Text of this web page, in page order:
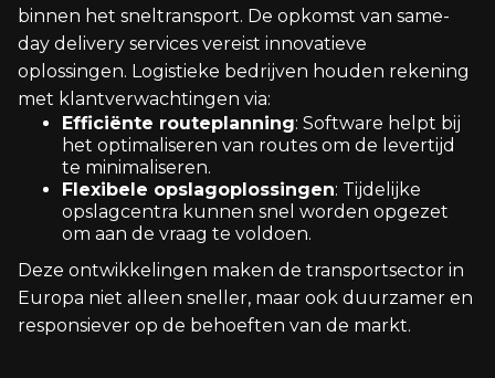
binnen het sneltransport. De opkomst van same-
day delivery services vereist innovatieve
oplossingen. Logistieke bedrijven houden rekening
met klantverwachtingen via:
Efficiënte routeplanning: Software helpt bij
het optimaliseren van routes om de levertijd
te minimaliseren.
Flexibele opslagoplossingen: Tijdelijke
opslagcentra kunnen snel worden opgezet
om aan de vraag te voldoen.
Deze ontwikkelingen maken de transportsector in
Europa niet alleen sneller, maar ook duurzamer en
responsiever op de behoeften van de markt.